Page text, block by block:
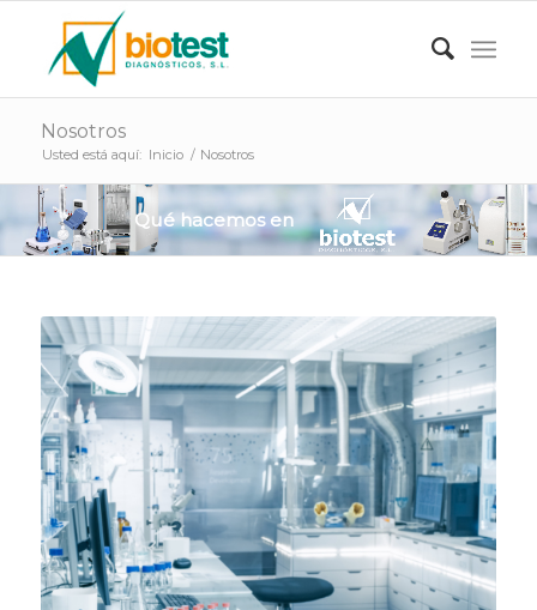
Nosotros
Usted está aquí: Inicio / Nosotros
Qué hacemos en